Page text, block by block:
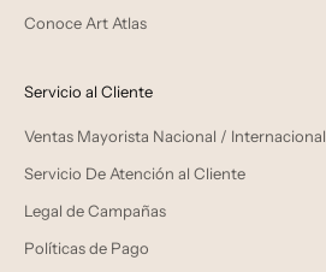
Conoce Art Atlas
Servicio al Cliente
Ventas Mayorista Nacional / Internacional
Servicio De Atención al Cliente
Legal de Campañas
Políticas de Pago